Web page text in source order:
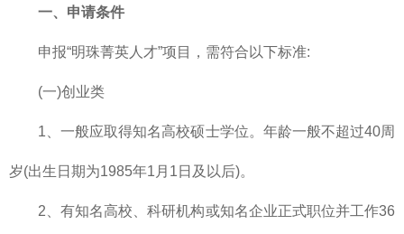
一、申请条件
申报“明珠菁英人才”项目，需符合以下标准:
(一)创业类
1、一般应取得知名高校硕士学位。年龄一般不超过40周
岁(出生日期为1985年1月1日及以后)。
2、有知名高校、科研机构或知名企业正式职位并工作36